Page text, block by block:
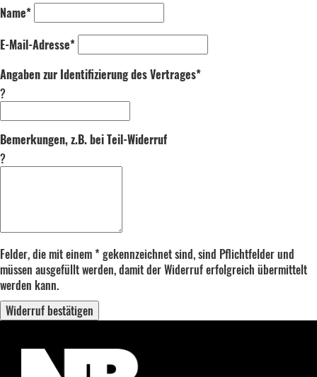
Name*
E-Mail-Adresse*
Angaben zur Identifizierung des Vertrages*
?
Bemerkungen, z.B. bei Teil-Widerruf
?
Felder, die mit einem * gekennzeichnet sind, sind Pflichtfelder und
müssen ausgefüllt werden, damit der Widerruf erfolgreich übermittelt
werden kann.
Widerruf bestätigen